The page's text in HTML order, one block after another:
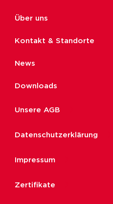
Über uns
Kontakt & Standorte
News
Downloads
Unsere AGB
Datenschutzerklärung
Impressum
Zertifikate